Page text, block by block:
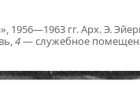
1956—1963 гг. Арх. Э.
4— служебное